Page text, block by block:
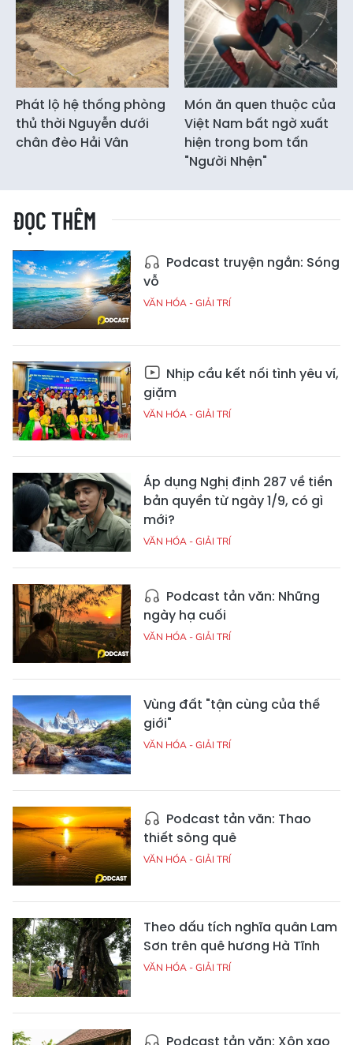
Phát lộ hệ thống phòng
thủ thời Nguyễn dưới
chân đèo Hải Vân
Món ăn quen thuộc của
Việt Nam bất ngờ xuất
hiện trong bom tấn
"Người Nhện"
ĐỌC THÊM
Podcast truyện ngắn: Sóng
vỗ
VĂN HÓA - GIẢI TRÍ
Nhịp cầu kết nối tình yêu ví,
giặm
VĂN HÓA - GIẢI TRÍ
Áp dụng Nghị định 287 về tiền
bản quyền từ ngày 1/9, có gì
mới?
VĂN HÓA - GIẢI TRÍ
Podcast tản văn: Những
ngày hạ cuối
VĂN HÓA - GIẢI TRÍ
Vùng đất "tận cùng của thế
giới"
VĂN HÓA - GIẢI TRÍ
Podcast tản văn: Thao
thiết sông quê
VĂN HÓA - GIẢI TRÍ
Theo dấu tích nghĩa quân Lam
Sơn trên quê hương Hà Tĩnh
VĂN HÓA - GIẢI TRÍ